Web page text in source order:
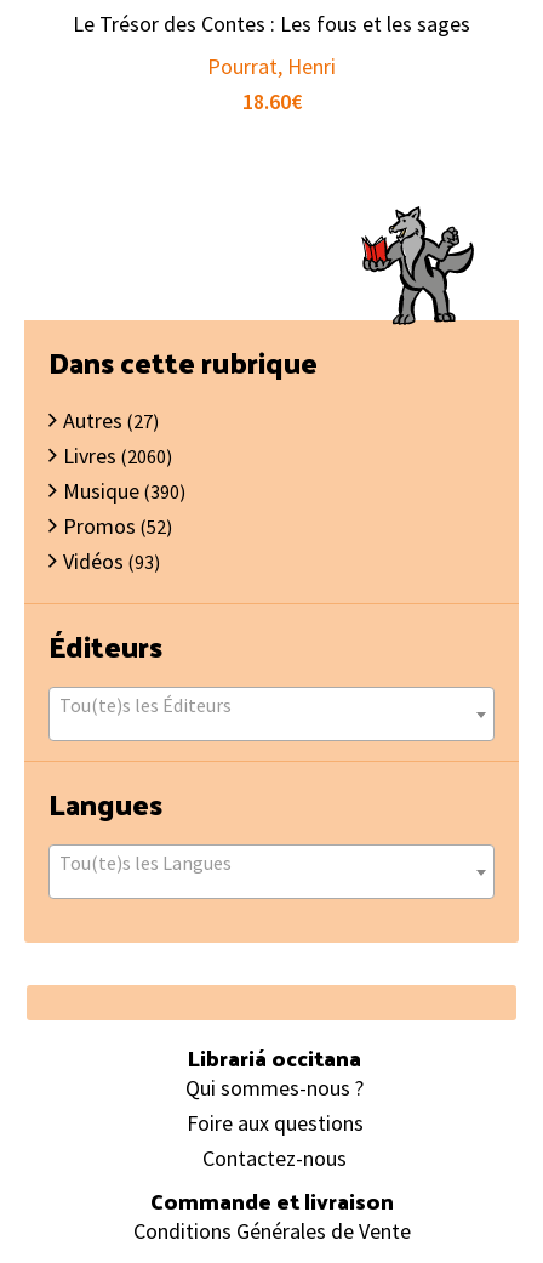
Le Trésor des Contes : Les fous et les sages
Pourrat, Henri
18.60€
Barre
latérale
principale
Dans cette rubrique
Autres (27)
Livres (2060)
Musique (390)
Promos (52)
Vidéos (93)
Éditeurs
Tou(te)s les Éditeurs
Langues
Tou(te)s les Langues
Footer
Librariá occitana
Qui sommes-nous ?
Foire aux questions
Contactez-nous
Commande et livraison
Conditions Générales de Vente